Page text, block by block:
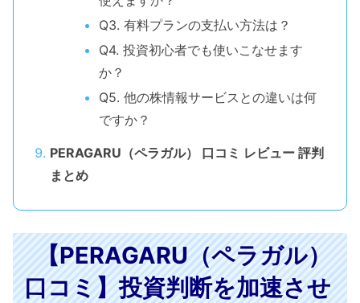
Q3. 有料プランの支払い方法は？
Q4. 投資初心者でも使いこなせます
か？
Q5. 他の株情報サービスとの違いは何
ですか？
PERAGARU（ペラガル） 口コミ レビュー 評判
まとめ
【PERAGARU（ペラガル）
口コミ】投資判断を加速させ